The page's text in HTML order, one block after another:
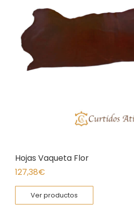
Hojas Vaqueta Flor
127,38€
Ver productos